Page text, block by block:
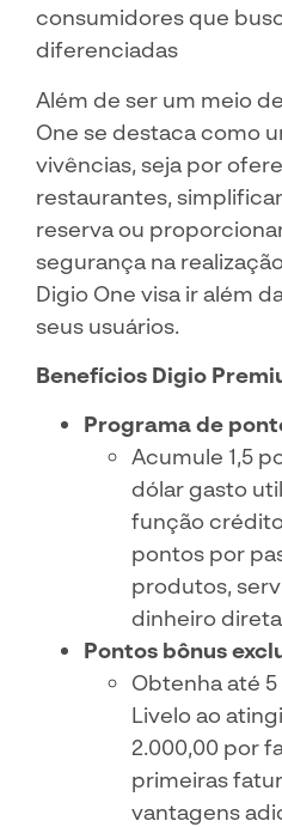
consumidores que
diferenciadas
Além de ser um meio
One se destaca como
vivências, seja por
restaurantes,
reserva ou
segurança na
Digio One visa ir além
seus usuários.
Benefícios Digio
Programa de
Acumule 1,5
dólar gasto
função
pontos por
produtos,
dinheiro
Pontos bônus
Obtenha até
Livelo ao
2.000,00 por
primeiras
vantagens